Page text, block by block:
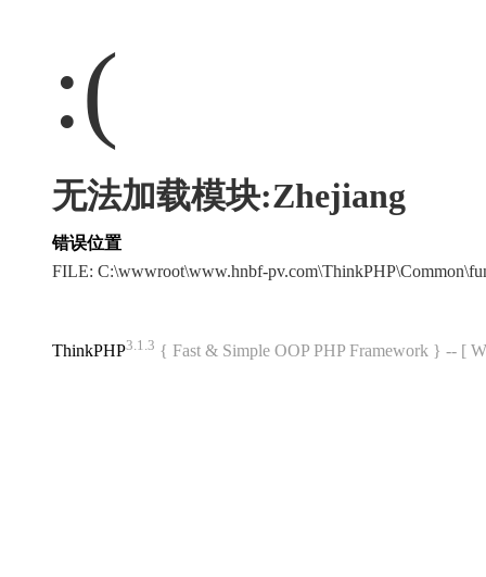
:(
无法加载模块:Zhejiang
错误位置
FILE: C:\wwwroot\www.hnbf-
ThinkPHP3.1.3 { Fast & Simple OOP PHP Framework } -- [